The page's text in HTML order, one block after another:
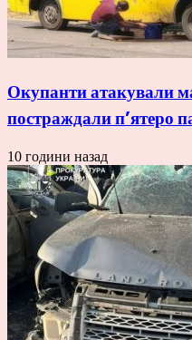
Окупанти атакували
постраждали п’ятеро
10 години назад